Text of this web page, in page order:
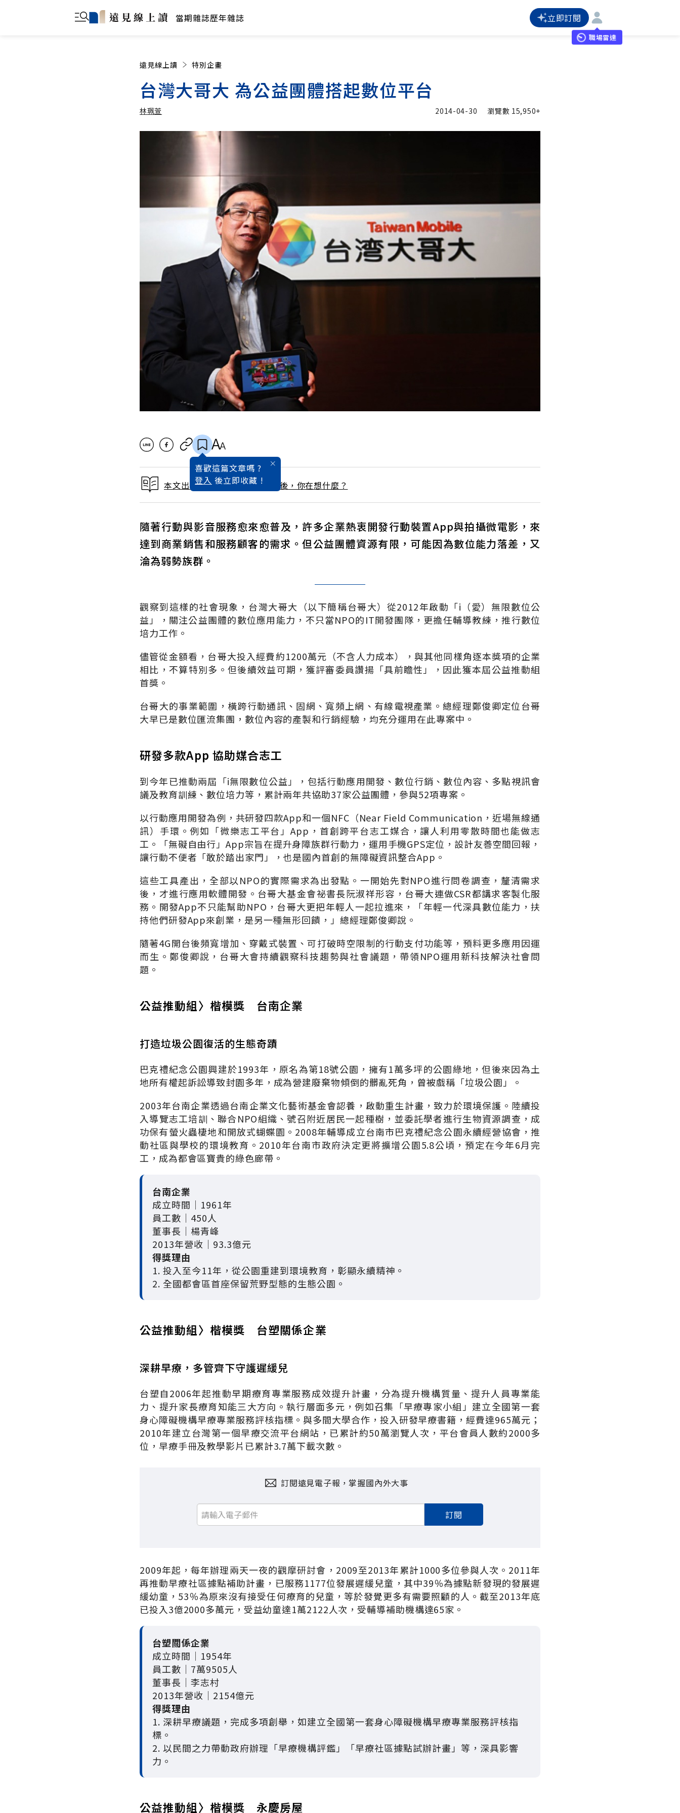
當期雜誌歷年雜誌 立即訂閱
職場雷達
遠見線上讀 特別企畫
台灣大哥大 為公益團體搭起數位平台
林珮萱
林珮萱
2014-04-30 瀏覽數 15,950+
喜歡這篇文章嗎 ?
登入 後立即收藏 !
本文出自 2014 / 5月號雜誌 90後，你在想什麼？
隨著行動與影音服務愈來愈普及，許多企業熱衷開發行動裝置App與拍攝微電影，來
達到商業銷售和服務顧客的需求。但公益團體資源有限，可能因為數位能力落差，又
淪為弱勢族群。
觀察到這樣的社會現象，台灣大哥大（以下簡稱台哥大）從2012年啟動「i（愛）無限數位公
益」，關注公益團體的數位應用能力，不只當NPO的IT開發團隊，更擔任輔導教練，推行數位
培力工作。
儘管從金額看，台哥大投入經費約1200萬元（不含人力成本），與其他同樣角逐本獎項的企業
相比，不算特別多。但後續效益可期，獲評審委員讚揚「具前瞻性」，因此獲本屆公益推動組
首獎。
台哥大的事業範圍，橫跨行動通訊、固網、寬頻上網、有線電視產業。總經理鄭俊卿定位台哥
大早已是數位匯流集團，數位內容的產製和行銷經驗，均充分運用在此專案中。
研發多款App 協助媒合志工
到今年已推動兩屆「i無限數位公益」，包括行動應用開發、數位行銷、數位內容、多點視訊會
議及教育訓練、數位培力等，累計兩年共協助37家公益團體，參與52項專案。
以行動應用開發為例，共研發四款App和一個NFC（Near Field Communication，近場無線通
訊）手環。例如「微樂志工平台」App，首創跨平台志工媒合，讓人利用零散時間也能做志
工。「無礙自由行」App宗旨在提升身障族群行動力，運用手機GPS定位，設計友善空間回報，
讓行動不便者「敢於踏出家門」，也是國內首創的無障礙資訊整合App。
這些工具產出，全部以NPO的實際需求為出發點。一開始先對NPO進行問卷調查，釐清需求
後，才進行應用軟體開發。台哥大基金會祕書長阮淑祥形容，台哥大連做CSR都講求客製化服
務。開發App不只能幫助NPO，台哥大更把年輕人一起拉進來，「年輕一代深具數位能力，扶
持他們研發App來創業，是另一種無形回饋，」總經理鄭俊卿說。
隨著4G開台後頻寬增加、穿戴式裝置、可打破時空限制的行動支付功能等，預料更多應用因運
而生。鄭俊卿說，台哥大會持續觀察科技趨勢與社會議題，帶領NPO運用新科技解決社會問
題。
公益推動組〉楷模獎 台南企業
打造垃圾公園復活的生態奇蹟
巴克禮紀念公園興建於1993年，原名為第18號公園，擁有1萬多坪的公園綠地，但後來因為土
地所有權起訴訟導致封園多年，成為營建廢棄物傾倒的髒亂死角，曾被戲稱「垃圾公園」。
2003年台南企業透過台南企業文化藝術基金會認養，啟動重生計畫，致力於環境保護。陸續投
入導覽志工培訓、聯合NPO組織、號召附近居民一起種樹，並委託學者進行生物資源調查，成
功保有螢火蟲棲地和開放式蝴蝶園。2008年輔導成立台南市巴克禮紀念公園永續經營協會，推
動社區與學校的環境教育。2010年台南市政府決定更將擴增公園5.8公頃，預定在今年6月完
工，成為都會區寶貴的綠色廊帶。
台南企業
成立時間│1961年
員工數│450人
董事長│楊青峰
2013年營收│93.3億元
得獎理由
1. 投入至今11年，從公園重建到環境教育，彰顯永續精神。
2. 全國都會區首座保留荒野型態的生態公園。
公益推動組〉楷模獎 台塑關係企業
深耕早療，多管齊下守護遲緩兒
台塑自2006年起推動早期療育專業服務成效提升計畫，分為提升機構質量、提升人員專業能
力、提升家長療育知能三大方向。執行層面多元，例如召集「早療專家小組」建立全國第一套
身心障礙機構早療專業服務評核指標。與多間大學合作，投入研發早療書籍，經費達965萬元；
2010年建立台灣第一個早療交流平台網站，已累計約50萬瀏覽人次，平台會員人數約2000多
位，早療手冊及教學影片已累計3.7萬下載次數。
訂閱遠見電子報，掌握國內外大事
訂閱
2009年起，每年辦理兩天一夜的觀摩研討會，2009至2013年累計1000多位參與人次。2011年
再推動早療社區據點補助計畫，已服務1177位發展遲緩兒童，其中39％為據點新發現的發展遲
緩幼童，53％為原來沒有接受任何療育的兒童，等於發覺更多有需要照顧的人。截至2013年底
已投入3億2000多萬元，受益幼童達1萬2122人次，受輔導補助機構達65家。
台塑關係企業
成立時間│1954年
員工數│7萬9505人
董事長│李志村
2013年營收│2154億元
得獎理由
1. 深耕早療議題，完成多項創舉，如建立全國第一套身心障礙機構早療專業服務評核指
標。
2. 以民間之力帶動政府辦理「早療機構評鑑」「早療社區據點試辦計畫」等，深具影響
力。
公益推動組〉楷模獎 永慶房屋